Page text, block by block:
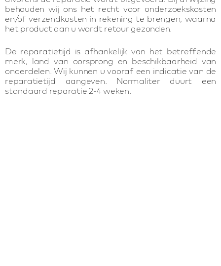
behouden wij ons het recht voor onderzoekskosten
en/of verzendkosten in rekening te brengen, waarna
het product aan u wordt retour gezonden.
De reparatietijd is afhankelijk van het betreffende
merk, land van oorsprong en beschikbaarheid van
onderdelen. Wij kunnen u vooraf een indicatie van de
reparatietijd aangeven. Normaliter duurt een
standaard reparatie 2-4 weken.